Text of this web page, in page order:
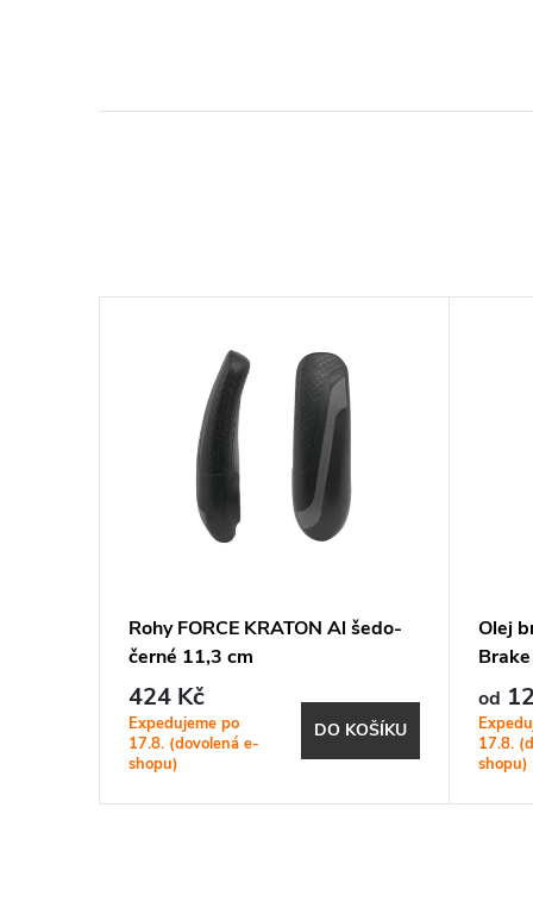
Rohy FORCE KRATON Al šedo-
černé 11,3 cm
424 Kč
Expedujeme po
17.8. (dovolená e-
shopu)
DO KOŠÍKU
Olej
od
17.8.
shopu)